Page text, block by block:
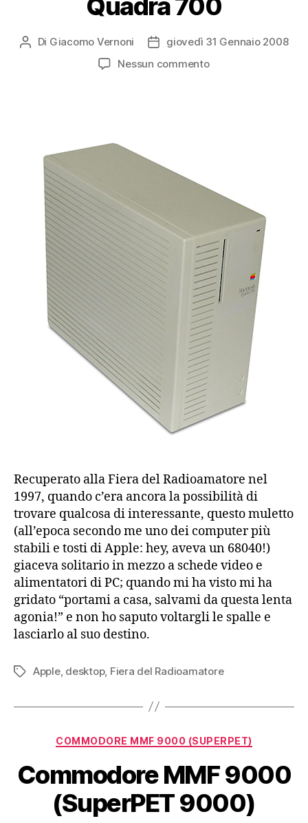
Quadra 700
Autore
Di Giacomo Vernoni
Data
dell'articolo
giovedì 31 Gennaio 2008
Nessun commentosu
Recuperato alla Fiera del Radioamatore nel
1997, quando c’era ancora la possibilità di
trovare qualcosa di interessante, questo muletto
(all’epoca secondo me uno dei computer più
stabili e tosti di Apple: hey, aveva un 68040!)
giaceva solitario in mezzo a schede video e
alimentatori di PC; quando mi ha visto mi ha
gridato “portami a casa, salvami da questa lenta
agonia!” e non ho saputo voltargli le spalle e
lasciarlo al suo destino.
Tag Apple, desktop, Fiera del Radioamatore
Categorie
COMMODORE MMF 9000 (SUPERPET)
Commodore MMF 9000
(SuperPET 9000)